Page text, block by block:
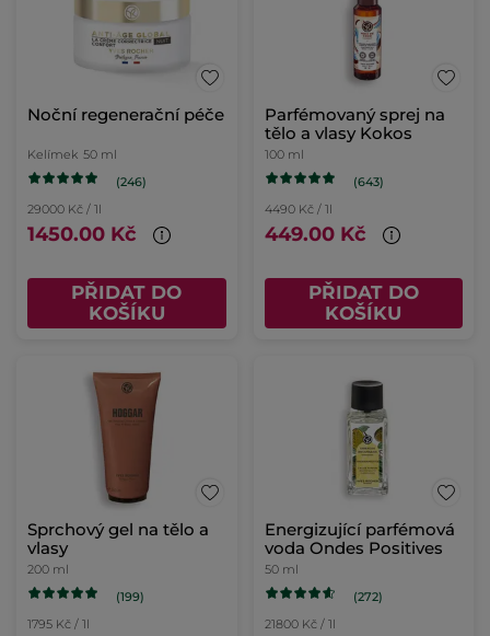
Noční regenerační péče
Kelímek 50 ml
(246)
29000 Kč / 1l
1450.00 Kč
PŘIDAT DO
KOŠÍKU
Parfémovaný sprej na
tělo a vlasy Kokos
100 ml
(643)
4490 Kč / 1l
449.00 Kč
PŘIDAT DO
KOŠÍKU
Sprchový gel na tělo a
vlasy
200 ml
(199)
1795 Kč / 1l
Energizující parfémová
voda Ondes Positives
50 ml
(272)
21800 Kč / 1l